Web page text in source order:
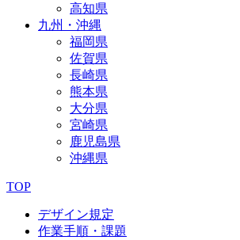
高知県
九州・沖縄
福岡県
佐賀県
長崎県
熊本県
大分県
宮崎県
鹿児島県
沖縄県
TOP
デザイン規定
作業手順・課題